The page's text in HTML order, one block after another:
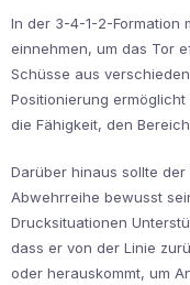
In der 3-4-1-2-Formation
einnehmen, um das Tor
Schüsse aus
Positionierung
die Fähigkeit, den
Darüber hinaus sollte
Abwehrreihe bewusst
Drucksituationen
dass er von der Linie
oder herauskommt, um